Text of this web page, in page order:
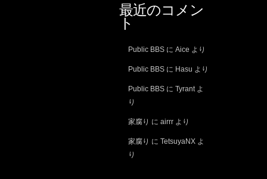
最近のコメン
ト
Public BBS に Aice より
Public BBS に Hasu より
Public BBS に Tyrantよ
り
家腐り に airrr より
家腐り に TetsuyaNX よ
り